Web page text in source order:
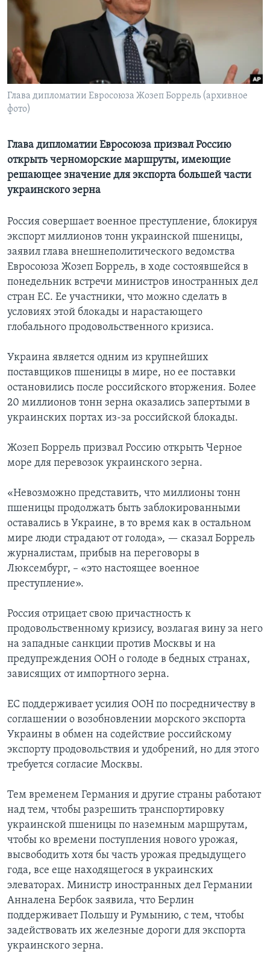
Learning English
СОЦИАЛЬНЫЕ СЕТИ
Языки
Глава дипломатии Евросоюза Жозеп Боррель (архивное
фото)
Глава дипломатии Евросоюза призвал Россию
открыть черноморские маршруты, имеющие
решающее значение для экспорта большей части
украинского зерна
Россия совершает военное преступление, блокируя
экспорт миллионов тонн украинской пшеницы,
заявил глава внешнеполитического ведомства
Евросоюза Жозеп Боррель, в ходе состоявшейся в
понедельник встречи министров иностранных дел
стран ЕС. Ее участники, что можно сделать в
условиях этой блокады и нарастающего
глобального продовольственного кризиса.
Украина является одним из крупнейших
поставщиков пшеницы в мире, но ее поставки
остановились после российского вторжения. Более
20 миллионов тонн зерна оказались запертыми в
украинских портах из-за российской блокады.
Жозеп Боррель призвал Россию открыть Черное
море для перевозок украинского зерна.
«Невозможно представить, что миллионы тонн
пшеницы продолжать быть заблокированными
оставались в Украине, в то время как в остальном
мире люди страдают от голода», — сказал Боррель
журналистам, прибыв на переговоры в
Люксембург, – «это настоящее военное
преступление».
Россия отрицает свою причастность к
продовольственному кризису, возлагая вину за него
на западные санкции против Москвы и на
предупреждения ООН о голоде в бедных странах,
зависящих от импортного зерна.
ЕС поддерживает усилия ООН по посредничеству в
соглашении о возобновлении морского экспорта
Украины в обмен на содействие российскому
экспорту продовольствия и удобрений, но для этого
требуется согласие Москвы.
Тем временем Германия и другие страны работают
над тем, чтобы разрешить транспортировку
украинской пшеницы по наземным маршрутам,
чтобы ко времени поступления нового урожая,
высвободить хотя бы часть урожая предыдущего
года, все еще находящегося в украинских
элеваторах. Министр иностранных дел Германии
Анналена Бербок заявила, что Берлин
поддерживает Польшу и Румынию, с тем, чтобы
задействовать их железные дороги для экспорта
украинского зерна.